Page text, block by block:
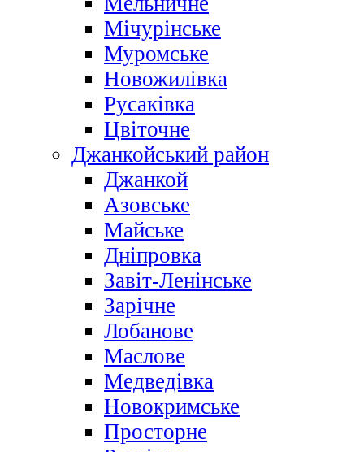
Мічурінське
Муромське
Новожилівка
Русаківка
Цвіточне
Джанкойський район
Джанкой
Азовське
Майське
Дніпровка
Завіт-Ленінське
Зарічне
Лобанове
Маслове
Медведівка
Новокримське
Просторне